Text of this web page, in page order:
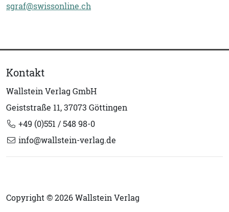
sgraf@swissonline.ch
Kontakt
Wallstein Verlag GmbH
Geiststraße 11, 37073 Göttingen
+49 (0)551 / 548 98-0
info@wallstein-verlag.de
Copyright © 2026 Wallstein Verlag